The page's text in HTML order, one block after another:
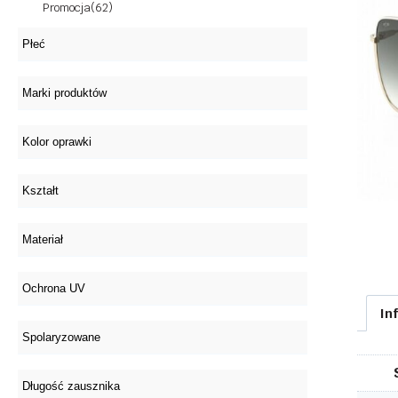
Promocja(62)